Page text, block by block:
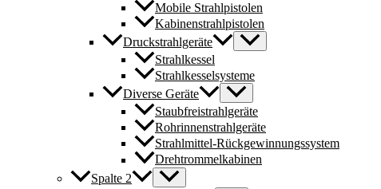
Mobile Strahlpistolen
Kabinenstrahlpistolen
Druckstrahlgeräte
Strahlkessel
Strahlkesselsysteme
Diverse Geräte
Staubfreistrahlgeräte
Rohrinnenstrahlgeräte
Strahlmittel-Rückgewinnungssystem
Drehtrommelkabinen
Spalte 2